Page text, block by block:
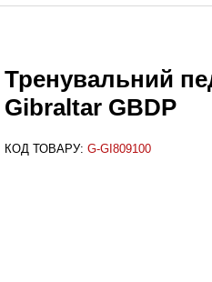
Тренувальний
Gibraltar GBDP
КОД ТОВАРУ: G-GI809100